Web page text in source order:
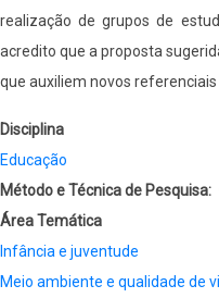
realização de grupos de
acredito que a proposta
que auxiliem novos referenciais
Disciplina
Educação
Método e Técnica de Pesquisa
Área Temática
Infância e juventude
Meio ambiente e qualidade de